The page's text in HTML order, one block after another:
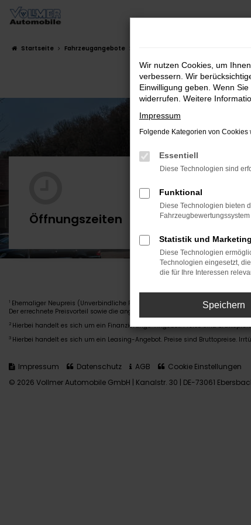
Zum
Startseite Fahrzeugangebote
Öffnungszeiten Fr.
1 Ehemaliger Neupreis (Unverbindliche Preisempfehlung des Herstellers am
Der errechnete Preisvorteil sowie die angegebene Ersparnis errechnet sich
2 Hierbei handelt es sich um ein Finanzierungs-Angebot. Preise sind
3 Hierbei handelt es sich um ein Leasing-Angebot. Preise sind Bruttopreise.
Impressum Datenschutz AGB
Cookie Einstellungen
© 2026 Vollmer Automobile GmbH | Kanalstr. 30 | DE-73061
Wir nutzen Cookies, um
verbessern. Wir
Einwilligung geben. Wenn
widerrufen. Weitere
Impressum
Folgende Kategorien von
Essentiell
Diese Technologien sind
Funktional
Diese Technologien bieten
Statistik und Marketing
Diese Technologien
Technologien eingesetzt,
die für Ihre Interessen
Speichern